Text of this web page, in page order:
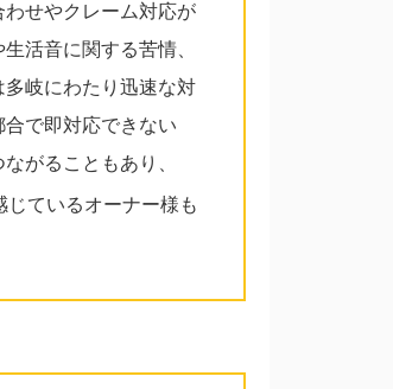
せやクレーム対応が
活音に関する苦情、
岐にわたり迅速な対
で即対応できない
がることもあり、
じているオーナー様も